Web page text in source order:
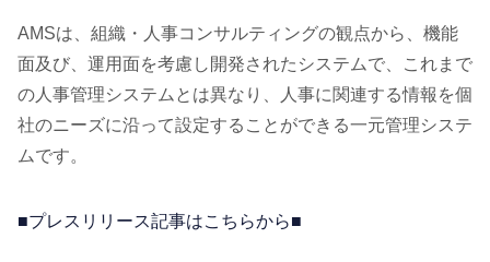
AMSは、組織・人事コンサルティングの観点から、機能
面及び、運用面を考慮し開発されたシステムで、これまで
の人事管理システムとは異なり、人事に関連する情報を個
社のニーズに沿って設定することができる一元管理システ
ムです。
■プレスリリース記事はこちらから■